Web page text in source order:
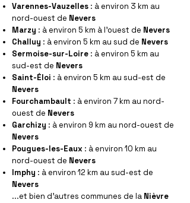
Varennes-Vauzelles : à environ 3 km au
nord-ouest de Nevers
Marzy : à environ 5 km à l'ouest de Nevers
Challuy : à environ 5 km au sud de Nevers
Sermoise-sur-Loire : à environ 5 km au
sud-est de Nevers
Saint-Éloi : à environ 5 km au sud-est de
Nevers
Fourchambault : à environ 7 km au nord-
ouest de Nevers
Garchizy : à environ 9 km au nord-ouest de
Nevers
Pougues-les-Eaux : à environ 10 km au
nord-ouest de Nevers
Imphy : à environ 12 km au sud-est de
Nevers
...et bien d'autres communes de la Nièvre